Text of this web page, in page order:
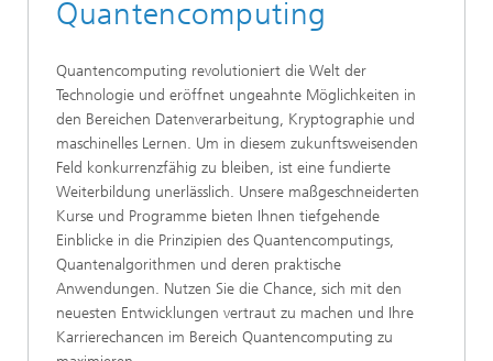
Quantencomputing
Quantencomputing revolutioniert die Welt der
Technologie und eröffnet ungeahnte Möglichkeiten in
den Bereichen Datenverarbeitung, Kryptographie und
maschinelles Lernen. Um in diesem zukunftsweisenden
Feld konkurrenzfähig zu bleiben, ist eine fundierte
Weiterbildung unerlässlich. Unsere maßgeschneiderten
Kurse und Programme bieten Ihnen tiefgehende
Einblicke in die Prinzipien des Quantencomputings,
Quantenalgorithmen und deren praktische
Anwendungen. Nutzen Sie die Chance, sich mit den
neuesten Entwicklungen vertraut zu machen und Ihre
Karrierechancen im Bereich Quantencomputing zu